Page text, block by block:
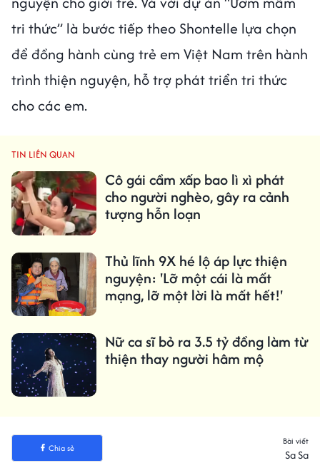
tri thức” là bước tiếp theo Shontelle lựa chọn
để đồng hành cùng trẻ em Việt Nam trên hành
trình thiện nguyện, hỗ trợ phát triển tri thức
cho các em.
TIN LIÊN QUAN
Cô gái cầm xấp bao lì xì phát
cho người nghèo, gây ra cảnh
tượng hỗn loạn
Thủ lĩnh 9X hé lộ áp lực thiện
nguyện: 'Lỡ một cái là mất
mạng, lỡ một lời là mất hết!'
Nữ ca sĩ bỏ ra 3.5 tỷ đồng làm từ
thiện thay người hâm mộ
Chia sẻ
Bài viết
Sa Sa